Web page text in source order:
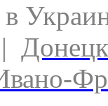
в
| Донецк